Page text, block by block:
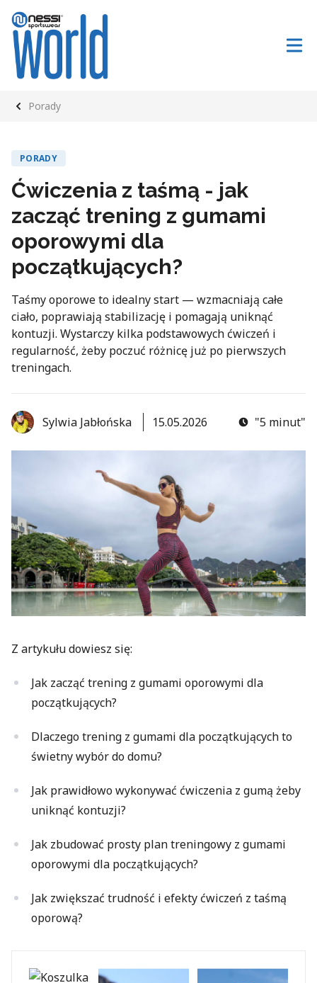
Porady
PORADY
Ćwiczenia z taśmą - jak
zacząć trening z gumami
oporowymi dla
początkujących?
Taśmy oporowe to idealny start — wzmacniają całe
ciało, poprawiają stabilizację i pomagają uniknąć
kontuzji. Wystarczy kilka podstawowych ćwiczeń i
regularność, żeby poczuć różnicę już po pierwszych
treningach.
Sylwia Jabłońska 15.05.2026 "5 minut"
Z artykułu dowiesz się:
Jak zacząć trening z gumami oporowymi dla
początkujących?
Dlaczego trening z gumami dla początkujących to
świetny wybór do domu?
Jak prawidłowo wykonywać ćwiczenia z gumą żeby
uniknąć kontuzji?
Jak zbudować prosty plan treningowy z gumami
oporowymi dla początkujących?
Jak zwiększać trudność i efekty ćwiczeń z taśmą
oporową?